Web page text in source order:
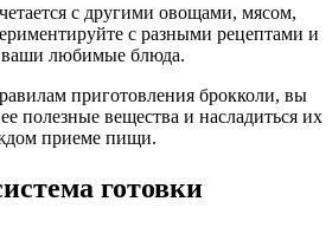
с другими овощами, мясом,
с разными рецептами и
ваши любимые блюда.
приготовления брокколи, вы
полезные вещества и насладиться их
приеме пищи.
готовки